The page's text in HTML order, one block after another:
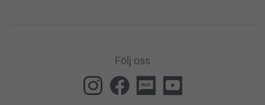
Följ oss